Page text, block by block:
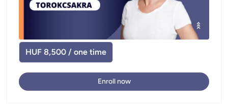
HUF 8,500 / one time
Enroll now